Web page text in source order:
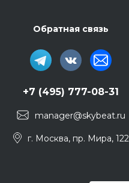
Обратная связь
+7 (495) 777-08-31
manager@skybeat.ru
г. Москва, пр. Мира, 122